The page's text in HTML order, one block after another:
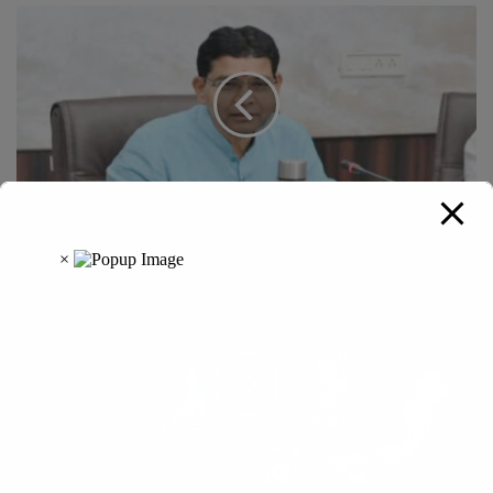
राजस्व मंत्री टंक राम वर्मा लेंगे उच्च शिक्षा विभाग की समीक्षा बैठक, भर्ती
और लंबित मामलों पर रहेगा फोकस